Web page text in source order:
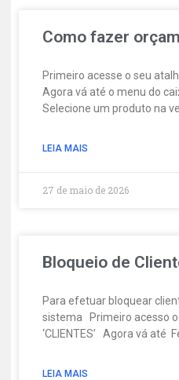
Como fazer
Primeiro acesse o seu
Agora vá até o menu do
Selecione um produto na
LEIA MAIS
27 de maio de 2026
Bloqueio de
Para efetuar bloquear
sistema Primeiro acesso
‘CLIENTES’ Agora vá até
LEIA MAIS